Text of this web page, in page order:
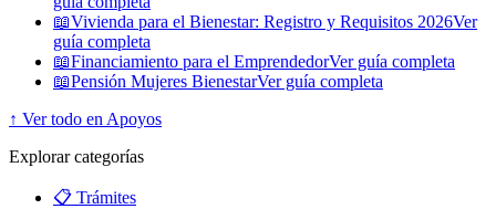
📖Vivienda para el Bienestar: Registro y Requisitos 2026Ver
guía completa
📖Financiamiento para el EmprendedorVer guía completa
📖Pensión Mujeres BienestarVer guía completa
↑ Ver todo en Apoyos
Explorar categorías
📋 Trámites